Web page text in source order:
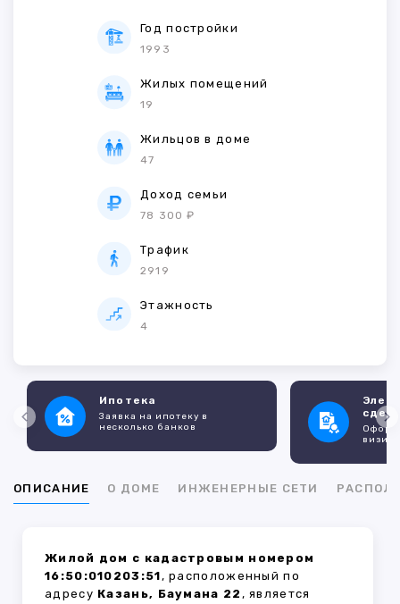
Год постройки
1993
Жилых помещений
19
Жильцов в доме
47
Доход семьи
78 300 ₽
Трафик
2919
Этажность
4
Ипотека
Заявка на ипотеку в
несколько банков
ОПИСАНИЕ О ДОМЕ ИНЖЕНЕРНЫЕ СЕТИ
Жилой дом с кадастровым номером
16:50:010203:51, расположенный по
адресу Казань, Баумана 22 , является